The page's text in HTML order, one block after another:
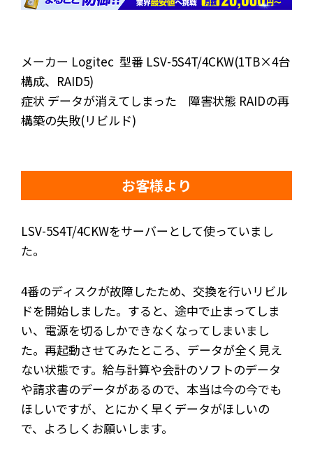
メーカー Logitec 型番 LSV-5S4T/4CKW(1TB×4台
構成、RAID5)
症状 データが消えてしまった 障害状態 RAIDの再
構築の失敗(リビルド)
お客様より
LSV-5S4T/4CKWをサーバーとして使っていまし
た。
4番のディスクが故障したため、交換を行いリビル
ドを開始しました。すると、途中で止まってしま
い、電源を切るしかできなくなってしまいまし
た。再起動させてみたところ、データが全く見え
ない状態です。給与計算や会計のソフトのデータ
や請求書のデータがあるので、本当は今の今でも
ほしいですが、とにかく早くデータがほしいの
で、よろしくお願いします。